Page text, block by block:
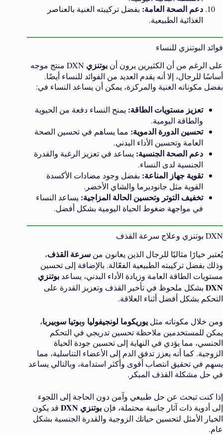
دعم الصحة العامة: بفضل تركيبته الغنية بالعناصر
الغذائية الطبيعية.
فوائد البوتنزي للنساء
على الرغم من أن الكثيرين يرون أن بوتنزي
DXN منتج موجه
أساسًا للرجال، إلا أنه يقدم العديد من الفوائد للنساء أيضًا.
بفضل مكوناته الغنية والمركزة، يمكن أن يساعد النساء في:
تعزيز مستويات الطاقة: يمنح النساء دفعة من الحيوية
والطاقة اليومية.
تحسين الدورة الدموية: مما يساهم في تحسين الصحة
العامة وتحسين الأداء البدني.
دعم الصحة الجنسية: يساعد في تعزيز الرغبة والقدرة
الجنسية لدى النساء.
تقوية جهاز المناعة: بفضل وجود مضادات الأكسدة
القوية مثل جانوديرما والشاي الأخضر.
تخفيف التوتر وتحسين الحالة المزاجية: يساعد النساء
في مواجهة ضغوط الحياة اليومية بشكل أفضل.
DXN بوتنزي وعلاج سرعة القذف
يُعتبر خيارًا مثاليًا للرجال الذين يعانون من سرعة القذف،
وذلك بفضل تركيبته الطبيعية الفعّالة. بالإضافة إلى تحسين
مستويات الطاقة العامة وزيادة الأداء البدني، يساعد بوتنزي
DXN بشكل ملحوظ في تأخير القذف وتعزيز القدرة على
التحكم بشكل أفضل أثناء العلاقة.
ومن خلال مكوناته مثل يوريكوما لونجيفوليا وبوتيا سوبيربا،
يمكن للمستخدمين ملاحظة تحسين تدريجي في التحكم
الجنسي، مما يؤدي في النهاية إلى تحسين جودة الحياة
الزوجية. كما أنه يعزز تدفق الدم إلى الأعضاء التناسلية، مما
يسهم في تحقيق انتصاب أقوى وأكثر استدامة، وبالتالي يساعد
في حل مشكلة القذف المبكر.
إذا كنت تبحث عن حل طبيعي وآمن دون الحاجة إلى اللجوء
إلى أدوية ذات آثار جانبية محتملة، فإن بوتنزي DXN قد يكون
الخيار الأمثل لتحسين حياتك الزوجية والقدرة الجنسية بشكل
عام.